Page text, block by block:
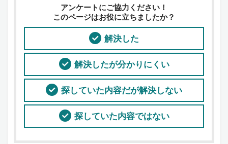
アンケートにご協力ください！
このページはお役に立ちましたか？
解決した
解決したが分かりにくい
探していた内容だが解決しない
探していた内容ではない